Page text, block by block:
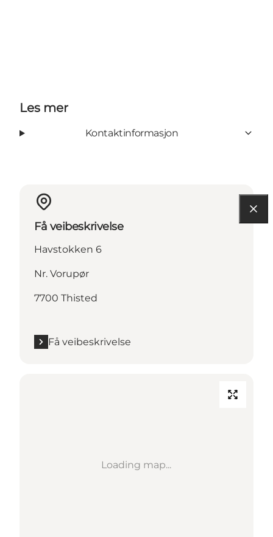
Les mer
Kontaktinformasjon
Få veibeskrivelse
Havstokken 6
Nr. Vorupør
7700 Thisted
Få veibeskrivelse
Loading map...